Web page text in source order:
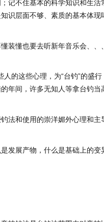
记不住基本的科学知识和生活
识层面不够、素质的基本体现
装懂也要去听新年音乐会、、
的这些心理，为“台钓”的盛
年间，许多无知人等拿台钓当
法和使用的崇洋媚外心理和主
发展产物，什么是基础上的变